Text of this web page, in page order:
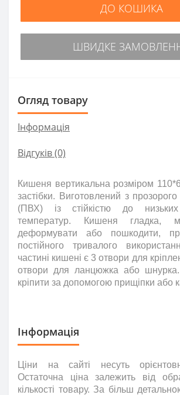
ДО КОШИКА
ШВИДКЕ
Огляд товару
Інформація
Відгуків (0)
Кишеня вертикальна розміром
застібки. Виготовлений з прозорого
(ПВХ) із стійкістю до
температур. Кишеня гладка,
деформувати або пошкодити,
постійного тривалого
частині кишені є 3 отвори для
отвори для ланцюжка або
кріпити за допомогою прищіпки або
Інформація
Ціни на сайті несуть
Остаточна ціна залежить від
кількості товару. За більш